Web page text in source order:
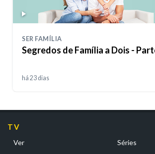
SER FAMÍLIA
Segredos de Família a Dois -
há 23 dias
TV
Ver Séries